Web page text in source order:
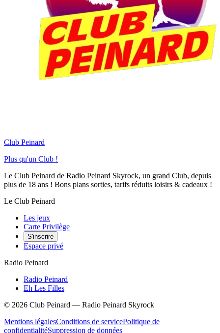
Club Peinard
Plus qu'un Club !
Le Club Peinard de Radio Peinard Skyrock, un grand Club, depuis
plus de 18 ans ! Bons plans sorties, tarifs réduits loisirs & cadeaux !
Le Club Peinard
Les jeux
Carte Privilège
S'inscrire
Espace privé
Radio Peinard
Radio Peinard
Eh Les Filles
© 2026 Club Peinard — Radio Peinard Skyrock
Mentions légalesConditions de servicePolitique de
confidentialitéSuppression de données